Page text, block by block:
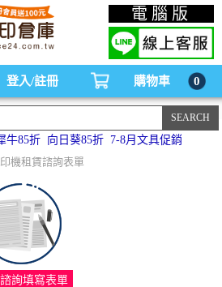
碳粉匣，環保碳粉匣,連續供墨印表機-office24列印
庫線上購物手機版
電腦版
登入/註冊 購物車 0
牛85折 向日葵85折 7-8月文具促銷
機租賃諮詢表單
詢填寫表單